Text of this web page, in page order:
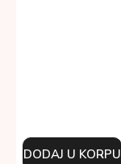
DODAJ U KORPU